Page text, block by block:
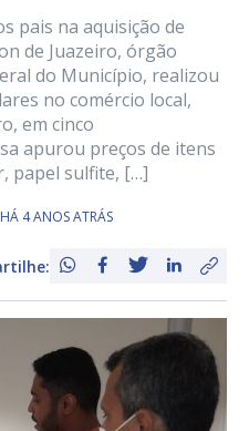
pais na aquisição de
de Juazeiro, órgão
do Município, realizou
no comércio local,
em cinco
apurou preços de itens
papel sulfite, […]
4 ANOS ATRÁS